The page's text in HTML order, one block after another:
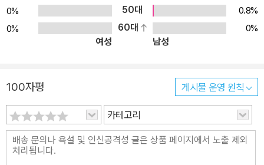
상민 TDD와 단위 테스트에 대한 책을 쓴 사람이 비슷한 주제의 다른
저자 책에 추천사를 쓰는 아이러니는 우선 뒤로 남겨놓고 이야기 했
을 때, 이 책은 충분히 읽어볼만한 가치가 있습니다. 단위 테스트 작성
는 좋은 책입니다. 행운을 빕니다! :D - LG CNS 『테스트 주도 개발:
고품질 쾌속 개발을 위한 TDD 실천법과 도구』 채수원 애자일 개발
이 성공하려면 반드시 필요한게 테스트 자동화입니다. 이런 생각 하
시나요. ‘JUnit 너무 오래됐잖아. 팬시한 도구 없나? 손쉽게 테스트를
자동화하는 상용도구는 없나?’ 은탄환은 없습니다만, 이 책(JUnit in
Action)은 JUnit을 기반으로 테스트를 자동화하는 다양한 대안을
0%
50대
0.8%
0%
60대
0%
여성
남성
100자평 게시물 운영 원칙
카테고리